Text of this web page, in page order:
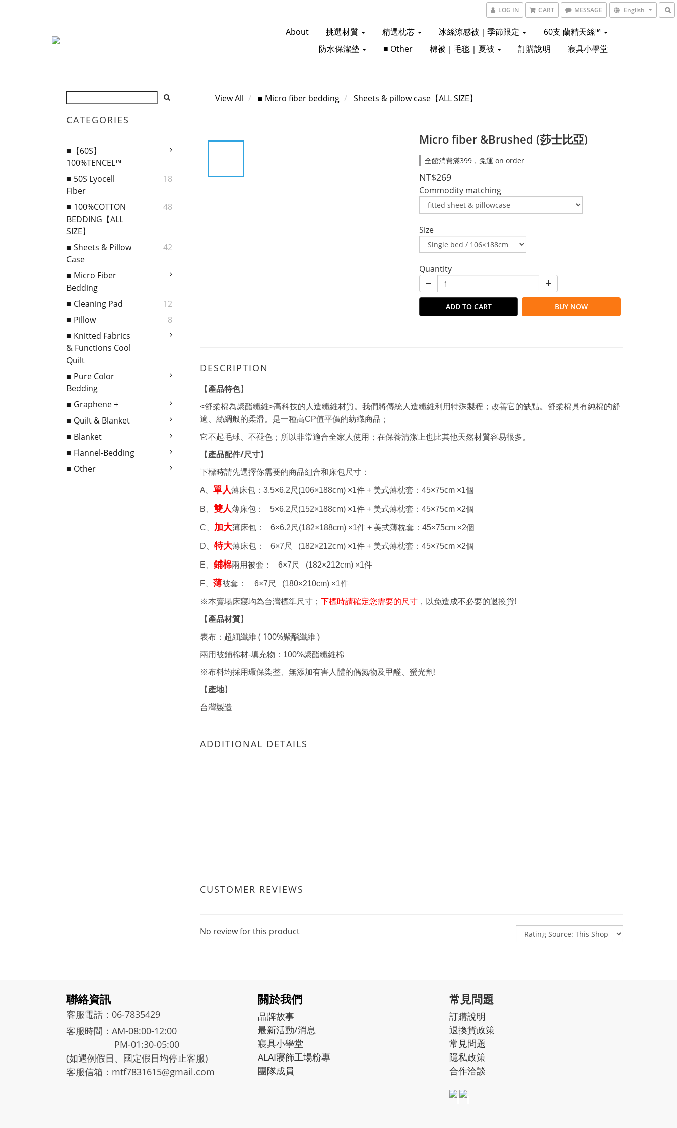
LOG IN CART MESSAGE English
About 挑選材質 精選枕芯 冰絲涼感被｜季節限定
60支 蘭精天絲™
防水保潔墊
■ Other 棉被｜毛毯｜夏被 訂購說明 寢具小學堂
CATEGORIES
■【60S】
100%TENCEL™
■ 50S Lyocell
Fiber
18
■ 100%COTTON
BEDDING【ALL
SIZE】
48
■ Sheets & Pillow
Case
42
■ Micro Fiber
Bedding
■ Cleaning Pad
12
■ Pillow
8
■ Knitted Fabrics
& Functions Cool
Quilt
■ Pure Color
Bedding
■ Graphene +
■ Quilt & Blanket
■ Blanket
■ Flannel-Bedding
■ Other
View All ■ Micro fiber bedding Sheets & pillow case【ALL SIZE】
Micro fiber &Brushed (莎士比亞)
全館消費滿399，免運 on order
NT$269
Commodity matching
Size
Quantity
ADD TO CART BUY NOW
DESCRIPTION
【 產品特色】
<舒柔棉為聚酯纖維>高科技的人造纖維材質。我們將傳統人造纖維利用特殊製程；改善它的缺點。舒柔棉具有純棉的舒
適、絲綢般的柔滑。是一種高CP值平價的紡織商品；
它不起毛球、不褪色；所以非常適合全家人使用；在保養清潔上也比其他天然材質容易很多。
【 產品配件/尺寸】
下標時請先選擇你需要的商品組合和床包尺寸：
A、 單人薄床包： 3.5×6.2尺 (106×188cm) ×1件 + 美式薄枕套： 45×75cm ×1個
B、 雙人薄床包： 5×6.2尺 (152×188cm) ×1件 + 美式薄枕套： 45×75cm ×2個
C、 加大薄床包： 6×6.2尺 (182×188cm) ×1件 + 美式薄枕套： 45×75cm ×2個
D、 特大薄床包： 6×7尺 (182×212cm) ×1件 + 美式薄枕套： 45×75cm ×2個
E、 鋪棉兩用被套： 6×7尺 (182×212cm) ×1件
F、 薄被套： 6×7尺 (180×210cm) ×1件
※本賣場床寢均為台灣標準尺寸； 下標時請確定您需要的尺寸 ，以免造成不必要的退換貨!
【 產品材質】
表布：超細纖維 ( 100%聚酯纖維 )
兩用被鋪棉材-填充物：100%聚酯纖維棉
※布料均採用環保染整、無添加有害人體的偶氮物及甲醛、螢光劑 !
【 產地】
台灣製造
ADDITIONAL DETAILS
CUSTOMER REVIEWS
No review for this product
聯絡資訊
客服電話：06-7835429
客服時間：AM-08:00-12:00
PM-01:30-05:00
(如遇例假日、國定假日均停止客服)
客服信箱：mtf7831615@gmail.com
關於我們
品牌故事
最新活動/消息
寢具小學堂
ALAI寢飾工場粉專
團隊成員
常見問題
訂購說明
退換貨政策
常見問題
隱私政策
合作洽談